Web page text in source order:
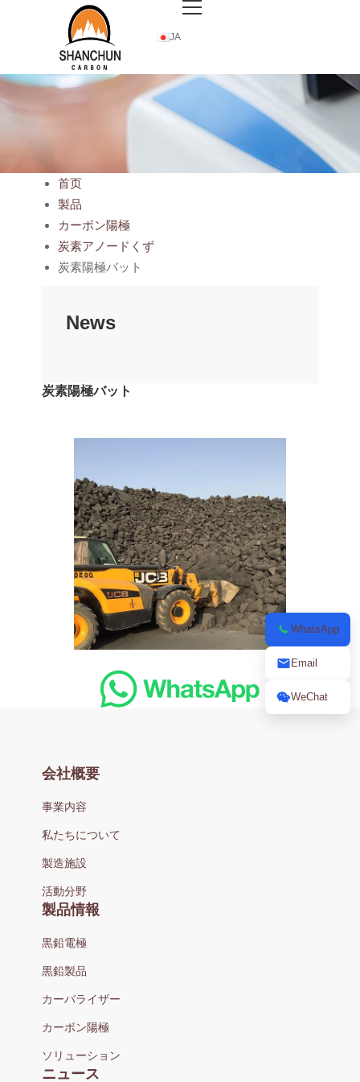
JA
首页
製品
カーボン陽極
炭素アノードくず
炭素陽極バット
News
炭素陽極バット
会社概要
事業内容
私たちについて
製造施設
活動分野
製品情報
黒鉛電極
黒鉛製品
カーバライザー
カーボン陽極
ソリューション
ニュース
WhatsApp
Email
WeChat